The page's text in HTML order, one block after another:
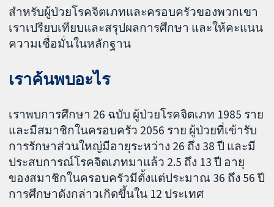
สำหรับผู้ป่วยโรคจิตเภทและครอบครัวของพวกเขา
เราเปรียบเทียบและสรุปผลการศึกษา และให้คะแนน
ความเชื่อมั่นในหลักฐาน
เราค้นพบอะไร
เราพบการศึกษา 26 ฉบับ ผู้ป่วยโรคจิตเภท 1985 ราย
และมีสมาชิกในครอบครัว 2056 ราย ผู้ป่วยที่เข้ารับ
การรักษาส่วนใหญ่มีอายุระหว่าง 26 ถึง 38 ปี และมี
ประสบการณ์โรคจิตเภทมาแล้ว 2.5 ถึง 13 ปี อายุ
ของสมาชิกในครอบครัวมีตั้งแต่ประมาณ 36 ถึง 56 ปี
การศึกษาดังกล่าวเกิดขึ้นใน 12 ประเทศ